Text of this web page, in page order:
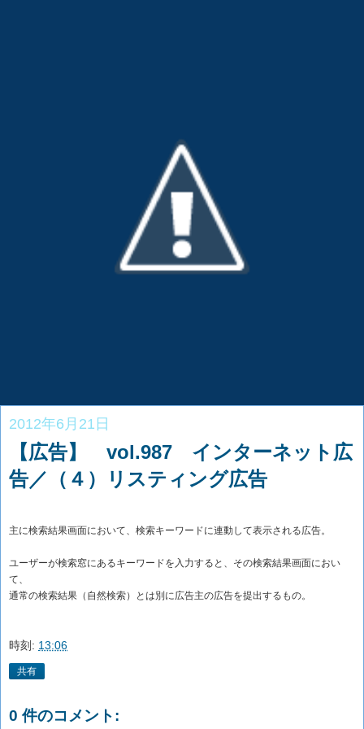
2012年6月21日
【広告】 vol.987 インターネット広
告／（４）リスティング広告
主に検索結果画面において、検索キーワードに連動して表示される広告。
ユーザーが検索窓にあるキーワードを入力すると、その検索結果画面におい
て、
通常の検索結果（自然検索）とは別に広告主の広告を提出するもの。
時刻: 13:06
共有
0 件のコメント: